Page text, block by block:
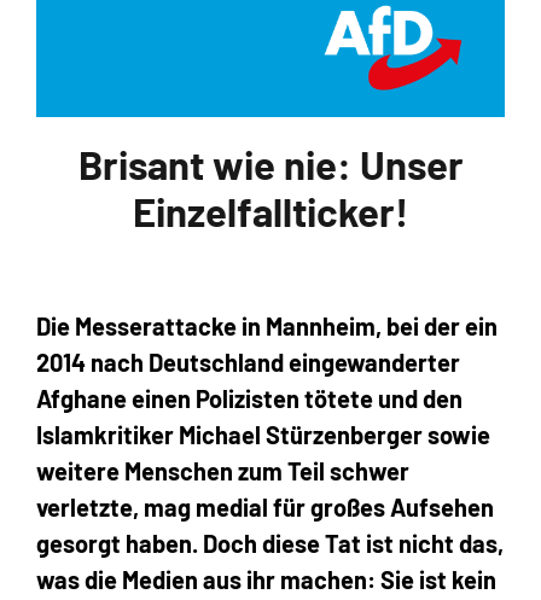
Brisant wie nie: Unser
Einzelfallticker!
Die Messerattacke in Mannheim, bei der ein
2014 nach Deutschland eingewanderter
Afghane einen Polizisten tötete und den
Islamkritiker Michael Stürzenberger sowie
weitere Menschen zum Teil schwer
verletzte, mag medial für großes Aufsehen
gesorgt haben. Doch diese Tat ist nicht das,
was die Medien aus ihr machen: Sie ist kein